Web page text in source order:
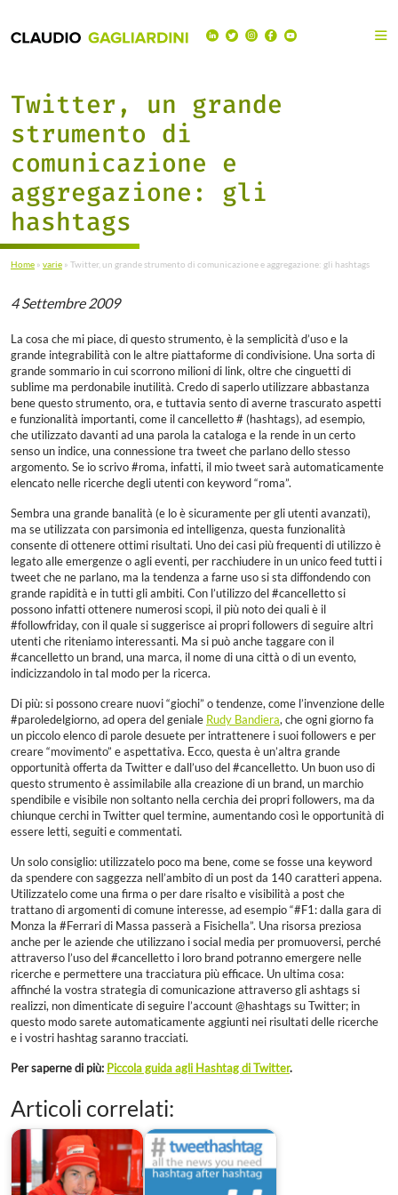
Twitter, un grande
strumento di
comunicazione e
aggregazione: gli
hashtags
Home » varie » Twitter, un grande strumento di comunicazione e aggregazione: gli hashtags
4 Settembre 2009
La cosa che mi piace, di questo strumento, è la semplicità d’uso e la
grande integrabilità con le altre piattaforme di condivisione. Una sorta di
grande sommario in cui scorrono milioni di link, oltre che cinguetti di
sublime ma perdonabile inutilità. Credo di saperlo utilizzare abbastanza
bene questo strumento, ora, e tuttavia sento di averne trascurato aspetti
e funzionalità importanti, come il cancelletto # (hashtags), ad esempio,
che utilizzato davanti ad una parola la cataloga e la rende in un certo
senso un indice, una connessione tra tweet che parlano dello stesso
argomento. Se io scrivo #roma, infatti, il mio tweet sarà automaticamente
elencato nelle ricerche degli utenti con keyword “roma”.
Sembra una grande banalità (e lo è sicuramente per gli utenti avanzati),
ma se utilizzata con parsimonia ed intelligenza, questa funzionalità
consente di ottenere ottimi risultati. Uno dei casi più frequenti di utilizzo è
legato alle emergenze o agli eventi, per racchiudere in un unico feed tutti i
tweet che ne parlano, ma la tendenza a farne uso si sta diffondendo con
grande rapidità e in tutti gli ambiti. Con l’utilizzo del #cancelletto si
possono infatti ottenere numerosi scopi, il più noto dei quali è il
#followfriday, con il quale si suggerisce ai propri followers di seguire altri
utenti che riteniamo interessanti. Ma si può anche taggare con il
#cancelletto un brand, una marca, il nome di una città o di un evento,
indicizzandolo in tal modo per la ricerca.
Di più: si possono creare nuovi “giochi” o tendenze, come l’invenzione delle
#paroledelgiorno, ad opera del geniale Rudy Bandiera, che ogni giorno fa
un piccolo elenco di parole desuete per intrattenere i suoi followers e per
creare “movimento” e aspettativa. Ecco, questa è un’altra grande
opportunità offerta da Twitter e dall’uso del #cancelletto. Un buon uso di
questo strumento è assimilabile alla creazione di un brand, un marchio
spendibile e visibile non soltanto nella cerchia dei propri followers, ma da
chiunque cerchi in Twitter quel termine, aumentando così le opportunità di
essere letti, seguiti e commentati.
Un solo consiglio: utilizzatelo poco ma bene, come se fosse una keyword
da spendere con saggezza nell’ambito di un post da 140 caratteri appena.
Utilizzatelo come una firma o per dare risalto e visibilità a post che
trattano di argomenti di comune interesse, ad esempio “#F1: dalla gara di
Monza la #Ferrari di Massa passerà a Fisichella”. Una risorsa preziosa
anche per le aziende che utilizzano i social media per promuoversi, perché
attraverso l’uso del #cancelletto i loro brand potranno emergere nelle
ricerche e permettere una tracciatura più efficace. Un ultima cosa:
affinché la vostra strategia di comunicazione attraverso gli ashtags si
realizzi, non dimenticate di seguire l’account @hashtags su Twitter; in
questo modo sarete automaticamente aggiunti nei risultati delle ricerche
e i vostri hashtag saranno tracciati.
Per saperne di più: Piccola guida agli Hashtag di Twitter.
Articoli correlati: